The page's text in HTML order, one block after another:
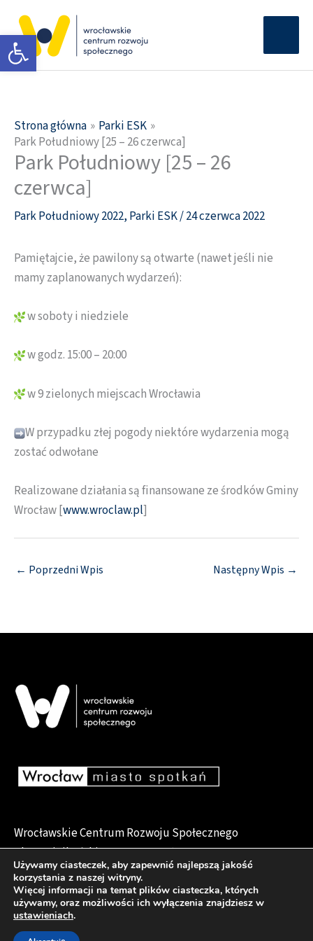
Otwórz pasek narzędzi
treści
Strona główna
Parki ESK
Park Południowy [25 – 26 czerwca]
Park Południowy [25 – 26
czerwca]
Park Południowy 2022, Parki ESK/24 czerwca 2022
Pamiętajcie, że pawilony są otwarte (nawet jeśli nie
mamy zaplanowanych wydarzeń):
w soboty i niedziele
w godz. 15:00 – 20:00
w 9 zielonych miejscach Wrocławia
W przypadku złej pogody niektóre wydarzenia mogą
zostać odwołane
Realizowane działania są finansowane ze środków Gminy
Wrocław [www.wroclaw.pl]
← Poprzedni Wpis Następny Wpis →
Wrocławskie Centrum Rozwoju Społecznego
pl. Dominikański 6, 50-159 Wrocław
Deklaracja dostępności
Używamy ciasteczek, aby zapewnić najlepszą jakość
korzystania z naszej witryny.
Więcej informacji na temat plików ciasteczka, których
używamy, oraz możliwości ich wyłączenia znajdziesz w
ustawieniach.